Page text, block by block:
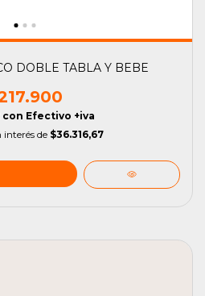
DOBLE TABLA Y BEBE
con Efectivo +iva
interés de $36.316,67